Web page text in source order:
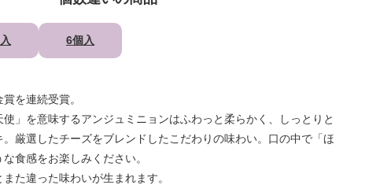
6個入
を連続受賞。
」を意味するアンジュミニョンはふわっと柔らかく、しっとりと
。厳選したチーズをブレンドしたこだわりの味わい。口の中で「ほ
食感をお楽しみください。
た違った味わいが生まれます。